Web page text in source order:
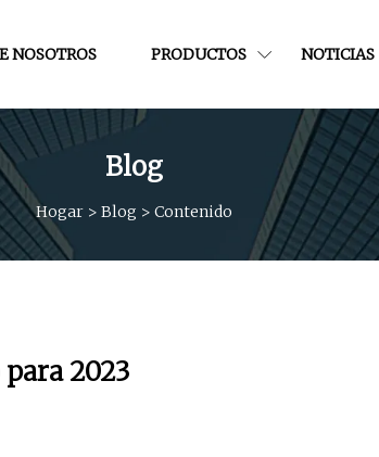
NOSOTROS PRODUCTOS NOTICIAS
Blog
Hogar> Blog > Contenido
2023